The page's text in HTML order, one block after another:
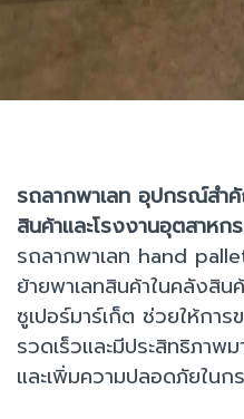
รถลากพาเลท อุปกรณ์สำ
สินค้าและโรงงานอุตสาหก
รถลากพาเลท hand
ย้ายพาเลทสินค้าในคลังสิ
ซูเปอร์มาร์เก็ต ช่วยให้การ
รวดเร็วและมีประสิทธิภาพ
และเพิ่มความปลอดภัยในก